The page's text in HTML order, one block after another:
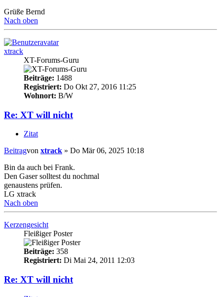
Grüße Bernd
Nach oben
xtrack
XT-Forums-Guru
Beiträge: 1488
Registriert: Do Okt 27, 2016 11:25
Wohnort: B/W
Re: XT will nicht
Zitat
Beitragvon xtrack » Do Mär 06, 2025 10:18
Bin da auch bei Frank.
Den Gaser solltest du nochmal
genaustens prüfen.
LG xtrack
Nach oben
Kerzengesicht
Fleißiger Poster
Beiträge: 358
Registriert: Di Mai 24, 2011 12:03
Re: XT will nicht